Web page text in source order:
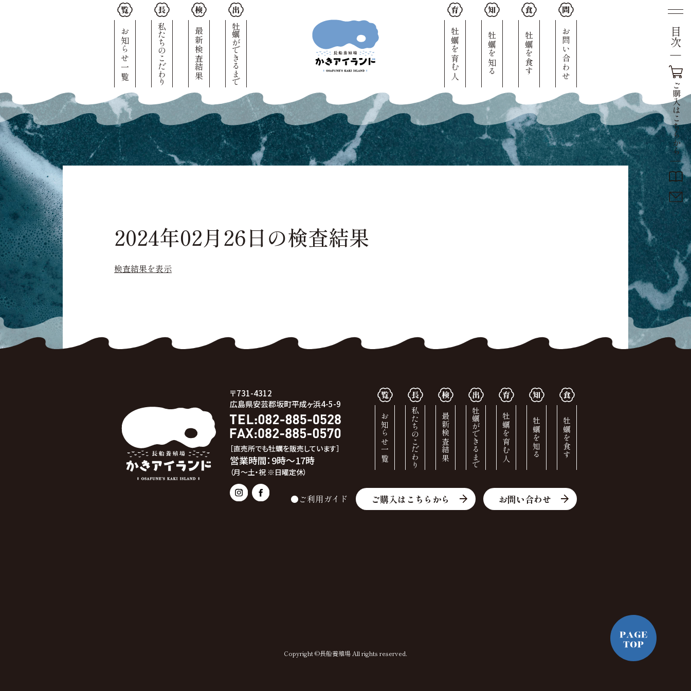
お知らせ一覧 私たちのこだわり 最新検査結果 牡蠣ができるまで 牡蠣を育む人 牡蠣を知る 牡蠣を食す お問い合わせ 目次
ご
購
入
は
こ
ち
ら
か
ら
2024年02月26日の検査結果
検査結果を表示
〒731-4312
広島県安芸郡坂町平成ヶ浜4-5-9
［直売所でも牡蠣を販売しています］
営業時間：9時～17時
（月～土・祝 ※日曜定休）
お知らせ一覧 私たちのこだわり 最新検査結果 牡蠣ができるまで 牡蠣を育む人 牡蠣を知る 牡蠣を食す
●ご利用ガイド ご購入はこちらから お問い合わせ
Copyright ©長船養殖場 All rights reserved.